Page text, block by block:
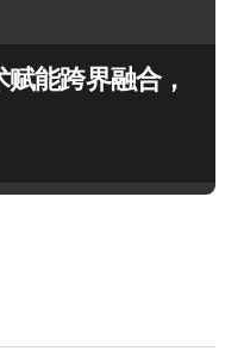
能跨界融合，